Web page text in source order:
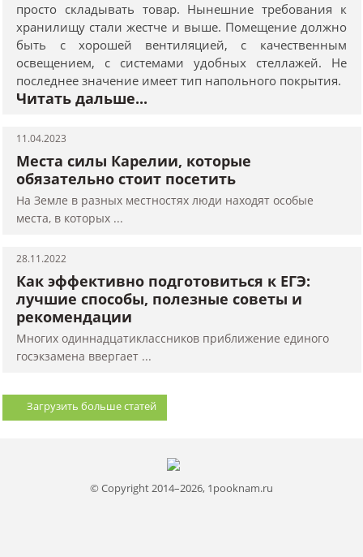
просто складывать товар. Нынешние требования к
хранилищу стали жестче и выше. Помещение должно
быть с хорошей вентиляцией, с качественным
освещением, с системами удобных стеллажей. Не
последнее значение имеет тип напольного покрытия.
Читать дальше...
11.04.2023
Места силы Карелии, которые
обязательно стоит посетить
На Земле в разных местностях люди находят особые
места, в которых ...
28.11.2022
Как эффективно подготовиться к ЕГЭ:
лучшие способы, полезные советы и
рекомендации
Многих одиннадцатиклассников приближение единого
госэкзамена ввергает ...
Загрузить больше статей
© Copyright 2014–2026, 1pooknam.ru